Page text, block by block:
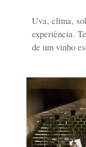
Uva, clima,
experiência.
de um vinho